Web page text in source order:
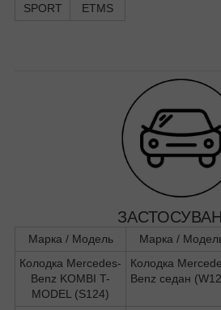
SPORT
ETMS
Марка / Модель Марка /
Колодка Mercedes-
Benz KOMBI T-
MODEL (S124)
Колодка
Benz седан